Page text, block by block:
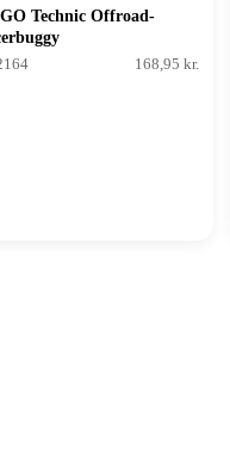
Technic Offroad-
168,95 kr.